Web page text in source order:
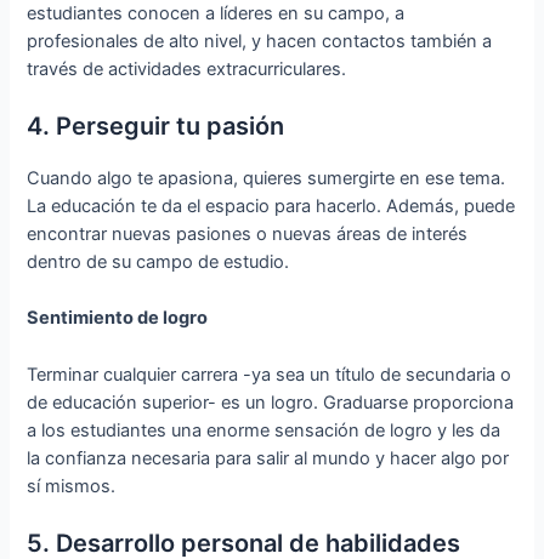
estudiantes conocen a líderes en su campo, a
profesionales de alto nivel, y hacen contactos también a
través de actividades extracurriculares.
4. Perseguir tu pasión
Cuando algo te apasiona, quieres sumergirte en ese tema.
La educación te da el espacio para hacerlo. Además, puede
encontrar nuevas pasiones o nuevas áreas de interés
dentro de su campo de estudio.
Sentimiento de logro
Terminar cualquier carrera -ya sea un título de secundaria o
de educación superior- es un logro. Graduarse proporciona
a los estudiantes una enorme sensación de logro y les da
la confianza necesaria para salir al mundo y hacer algo por
sí mismos.
5. Desarrollo personal de habilidades